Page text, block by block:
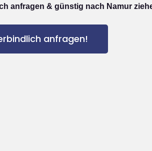
anfragen & günstig nach Namur
anfragen!